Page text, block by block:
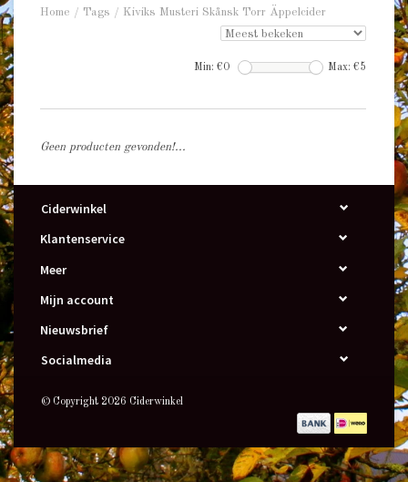
Home / Tags / Kiviks Musteri Skånsk Torr Äppelcider
Min: €0 Max: €5
Geen producten gevonden!...
Ciderwinkel
Klantenservice
Meer
Mijn account
Nieuwsbrief
Socialmedia
© Copyright 2026 Ciderwinkel